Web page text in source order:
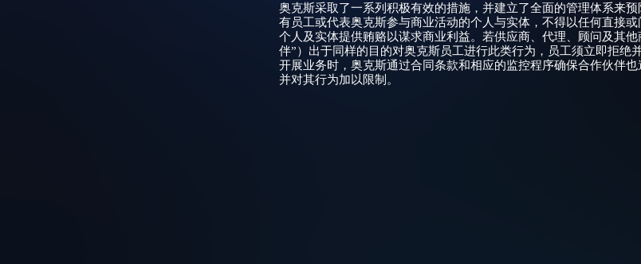
奥克斯采取了一系列积极有效的措施，并建立了全面的管理体系来
有员工或代表奥克斯参与商业活动的个人与实体，不得以任何直接
个人及实体提供贿赂以谋求商业利益。若供应商、代理、顾问及其
伴”）出于同样的目的对奥克斯员工进行此类行为，员工须立即拒绝
开展业务时，奥克斯通过合同条款和相应的监控程序确保合作伙伴也
并对其行为加以限制。